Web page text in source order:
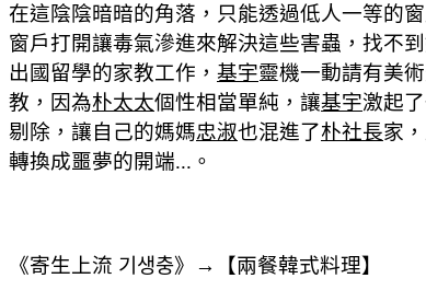
在這陰陰暗暗的角落，只能透過低人一等的
窗戶打開讓毒氣滲進來解決這些害蟲，找不
出國留學的家教工作， 基宇靈機一動請有美
教，因為朴太太個性相當單純，讓基宇激起
剔除，讓自己的媽媽忠淑也混進了朴社長家
轉換成噩夢的開端...。
《寄生上流 기생충》→【兩餐韓式料理】